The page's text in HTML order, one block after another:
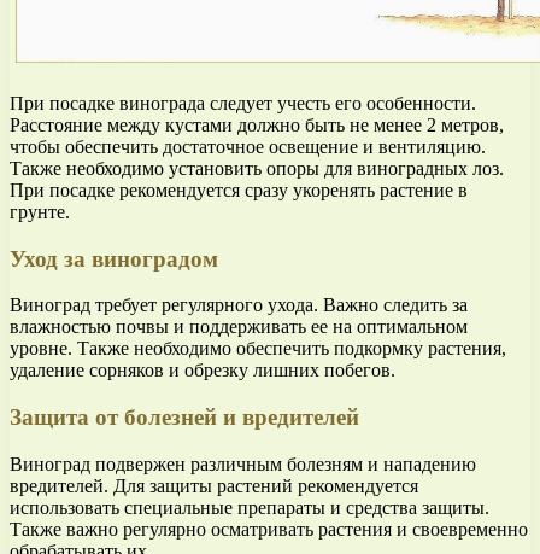
При посадке винограда следует учесть его особенности.
Расстояние между кустами должно быть не менее 2 метров,
чтобы обеспечить достаточное освещение и вентиляцию.
Также необходимо установить опоры для виноградных лоз.
При посадке рекомендуется сразу укоренять растение в
грунте.
Уход за виноградом
Виноград требует регулярного ухода. Важно следить за
влажностью почвы и поддерживать ее на оптимальном
уровне. Также необходимо обеспечить подкормку растения,
удаление сорняков и обрезку лишних побегов.
Защита от болезней и вредителей
Виноград подвержен различным болезням и нападению
вредителей. Для защиты растений рекомендуется
использовать специальные препараты и средства защиты.
Также важно регулярно осматривать растения и своевременно